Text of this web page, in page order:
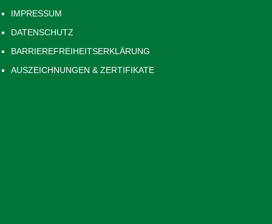
IMPRESSUM
DATENSCHUTZ
BARRIEREFREIHEITSERKLÄRUNG
AUSZEICHNUNGEN & ZERTIFIKATE